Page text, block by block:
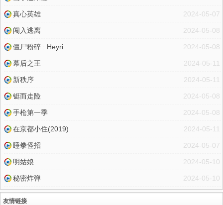
2024-05-07
真心英雄
2024-05-08
闯入逃离
2024-05-08
僵尸粉碎 : Heyri
2024-05-11
幕后之王
2024-05-11
新秩序
2024-05-08
铤而走险
2024-05-08
手枪第一季
2024-05-11
在京都小住(2019)
2024-05-07
睡拳怪招
2024-05-10
明姑娘
2024-05-10
秘密炸弹
友情链接